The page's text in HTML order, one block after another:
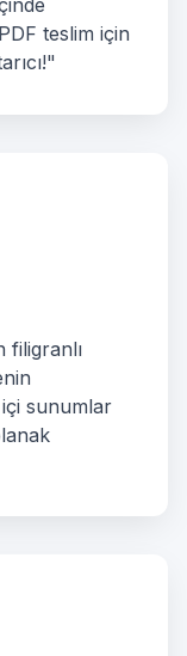
teslim için
filigranlı
sunumlar